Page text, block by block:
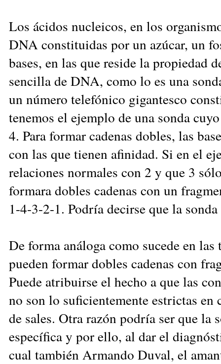
Los ácidos nucleicos, en los
DNA constituidas por un azúcar, un
bases, en las que reside la propiedad
sencilla de DNA, como lo es una
un número telefónico gigantesco
tenemos el ejemplo de una sonda
4. Para formar cadenas dobles, las
con las que tienen afinidad. Si en el
relaciones normales con 2 y que 3
formara dobles cadenas con un
1-4-3-2-1. Podría decirse que la
De forma análoga como sucede en
pueden formar dobles cadenas con
Puede atribuirse el hecho a que las
no son lo suficientemente estrictas
de sales. Otra razón podría ser que la
específica y por ello, al dar el
cual también Armando Duval, el